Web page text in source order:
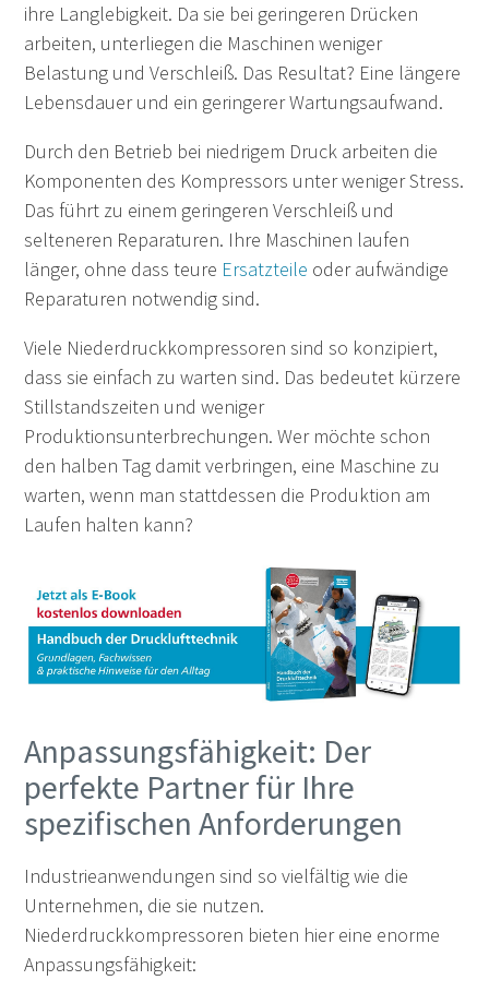
ihre Langlebigkeit. Da sie bei geringeren Drücken
arbeiten, unterliegen die Maschinen weniger
Belastung und Verschleiß. Das Resultat? Eine längere
Lebensdauer und ein geringerer Wartungsaufwand.
Durch den Betrieb bei niedrigem Druck arbeiten die
Komponenten des Kompressors unter weniger Stress.
Das führt zu einem geringeren Verschleiß und
selteneren Reparaturen. Ihre Maschinen laufen
länger, ohne dass teure Ersatzteile oder aufwändige
Reparaturen notwendig sind.
Viele Niederdruckkompressoren sind so konzipiert,
dass sie einfach zu warten sind. Das bedeutet kürzere
Stillstandszeiten und weniger
Produktionsunterbrechungen. Wer möchte schon
den halben Tag damit verbringen, eine Maschine zu
warten, wenn man stattdessen die Produktion am
Laufen halten kann?
Anpassungsfähigkeit: Der
perfekte Partner für Ihre
spezifischen Anforderungen
Industrieanwendungen sind so vielfältig wie die
Unternehmen, die sie nutzen.
Niederdruckkompressoren bieten hier eine enorme
Anpassungsfähigkeit: